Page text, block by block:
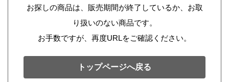
お探しの商品は、販売期間が終了しているか、お取
り扱いのない商品です。
お手数ですが、再度URLをご確認ください。